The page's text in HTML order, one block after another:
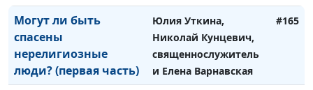
Могут ли быть
спасены
нерелигиозные
люди? (первая часть)
Юлия Уткина,
Николай Кунцевич,
священнослужитель
и Елена Варнавская
#165